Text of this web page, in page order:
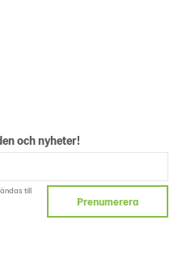
och nyheter!
till
Prenumerera